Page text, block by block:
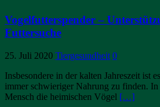
Vogelfutterspender –
Futtersuche
25. Juli 2020 Tiergesundheit 0
Insbesondere in der kalten Jahreszeit ist
immer schwieriger Nahrung zu finden.
Mensch die heimischen Vögel […]